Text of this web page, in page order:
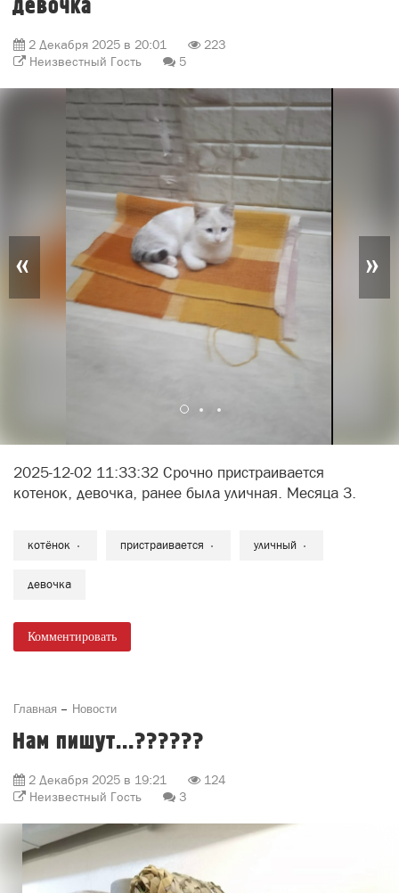
девочка
2 Декабря 2025 в 20:01
223
Неизвестный Гость
5
« »
2025-12-02 11:33:32 Срочно пристраивается
котенок, девочка, ранее была уличная. Месяца 3.
котёнок пристраивается уличный
девочка
Комментировать
Главная Новости
Нам пишут...??????
2 Декабря 2025 в 19:21
124
Неизвестный Гость
3